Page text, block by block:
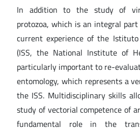
In addition to the study of
protozoa, which is an integral
current experience of the
(ISS, the National Institute of
particularly important to re-
entomology, which represents a
the ISS. Multidisciplinary skills
study of vectorial competence of
fundamental role in the